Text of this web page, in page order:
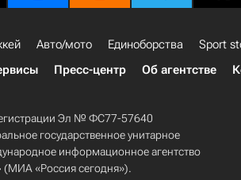
Авто/мото Единоборства Sport
Пресс-центр Об агентстве
Эл № ФС77-57640
государственное унитарное
информационное агентство
(МИА «Россия сегодня»).